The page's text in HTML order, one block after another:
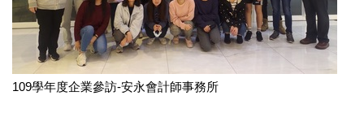
109學年度企業參訪-安永會計師事務所